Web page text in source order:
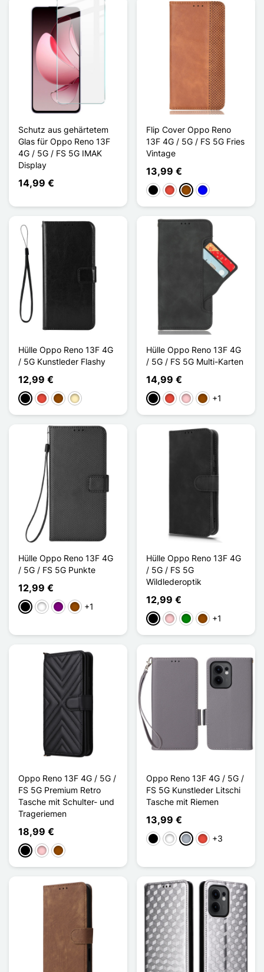
Schutz aus gehärtetem
Glas für Oppo Reno 13F
4G / 5G / FS 5G IMAK
Display
14,99 €
Flip Cover Oppo Reno
13F 4G / 5G / FS 5G Fries
Vintage
13,99 €
Schwarz
Rot BraunBlau
Hülle Oppo Reno 13F 4G
/ 5G Kunstleder Flashy
12,99 €
Schwarz
Rot BraunGolden
Hülle Oppo Reno 13F 4G
/ 5G / FS 5G Multi-Karten
14,99 €
Schwarz
Rot PinkBraun
+1
Hülle Oppo Reno 13F 4G
/ 5G / FS 5G Punkte
12,99 €
Schwarz
WeißViolettBraun
+1
Hülle Oppo Reno 13F 4G
/ 5G / FS 5G
Wildlederoptik
12,99 €
Schwarz
PinkGrünBraun
+1
Oppo Reno 13F 4G / 5G /
FS 5G Premium Retro
Tasche mit Schulter- und
Trageriemen
18,99 €
Schwarz
PinkBraun
Oppo Reno 13F 4G / 5G /
FS 5G Kunstleder Litschi
Tasche mit Riemen
13,99 €
Schwarz
WeißGrauRot +3